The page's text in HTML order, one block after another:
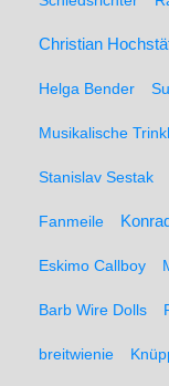
Christian
Helga Bender
Musikalische
Stanislav Sestak
Fanmeile
Eskimo Callboy
Barb Wire Dolls
breitwienie